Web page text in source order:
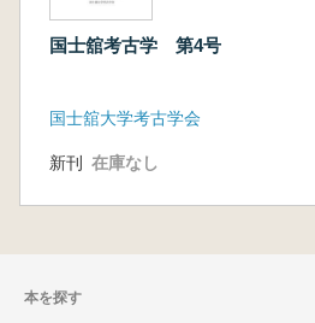
国士舘考古学 第4号
国士舘大学考古学会
新刊 在庫なし
本を探す